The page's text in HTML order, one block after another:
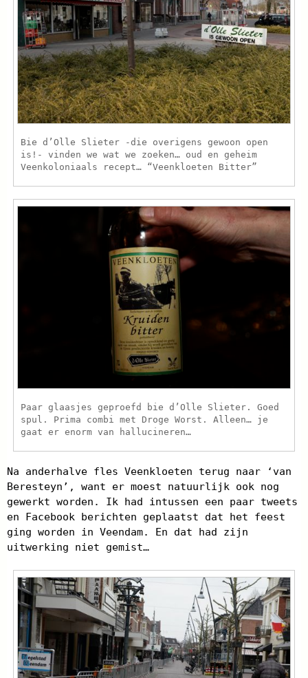
Bie d’Olle Slieter -die overigens gewoon open
is!- vinden we wat we zoeken… oud en geheim
Veenkoloniaals recept… “Veenkloeten Bitter”
Paar glaasjes geproefd bie d’Olle Slieter. Goed
spul. Prima combi met Droge Worst. Alleen… je
gaat er enorm van hallucineren…
Na anderhalve fles Veenkloeten terug naar ‘van
Beresteyn’, want er moest natuurlijk ook nog
gewerkt worden. Ik had intussen een paar tweets
en Facebook berichten geplaatst dat het feest
ging worden in Veendam. En dat had zijn
uitwerking niet gemist…